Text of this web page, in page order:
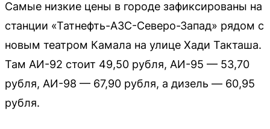
Самые низкие цены в городе зафиксированы на
станции «Татнефть-АЗС-Северо-Запад» рядом с
новым театром Камала на улице Хади Такташа.
Там АИ-92 стоит 49,50 рубля, АИ-95 — 53,70
рубля, АИ-98 — 67,90 рубля, а дизель — 60,95
рубля.